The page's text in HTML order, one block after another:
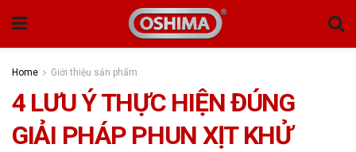
Home Giới thiệu sản phẩm
4 LƯU Ý THỰC HIỆN ĐÚNG
GIẢI PHÁP PHUN XỊT KHỬ